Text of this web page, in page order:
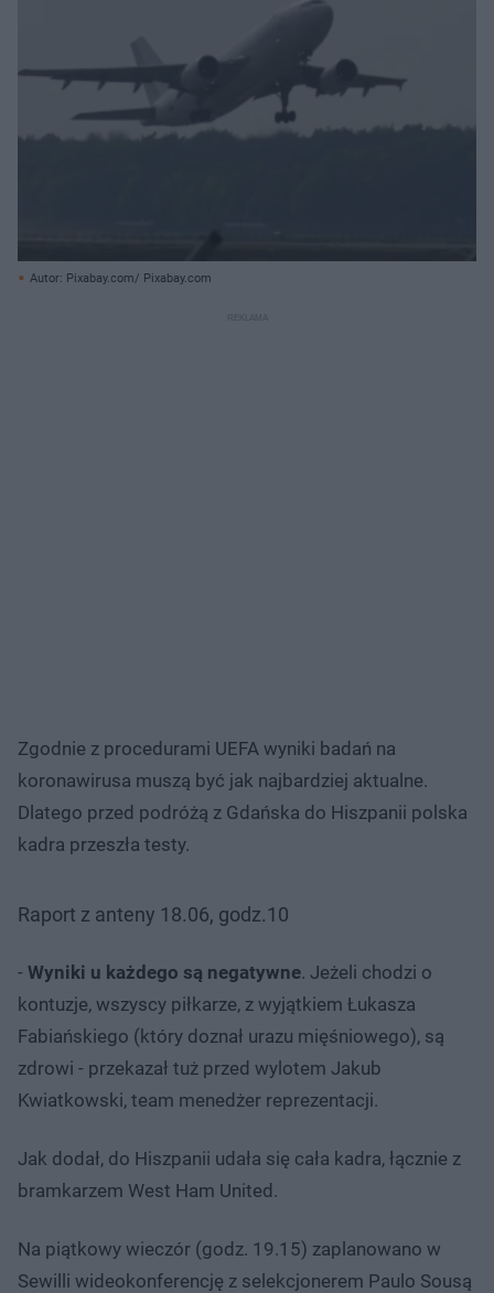
Autor: Pixabay.com/ Pixabay.com
Zgodnie z procedurami UEFA wyniki badań na
koronawirusa muszą być jak najbardziej aktualne.
Dlatego przed podróżą z Gdańska do Hiszpanii polska
kadra przeszła testy.
Raport z anteny 18.06, godz.10
- Wyniki u każdego są negatywne. Jeżeli chodzi o
kontuzje, wszyscy piłkarze, z wyjątkiem Łukasza
Fabiańskiego (który doznał urazu mięśniowego), są
zdrowi - przekazał tuż przed wylotem Jakub
Kwiatkowski, team menedżer reprezentacji.
Jak dodał, do Hiszpanii udała się cała kadra, łącznie z
bramkarzem West Ham United.
Na piątkowy wieczór (godz. 19.15) zaplanowano w
Sewilli wideokonferencję z selekcjonerem Paulo Sousą